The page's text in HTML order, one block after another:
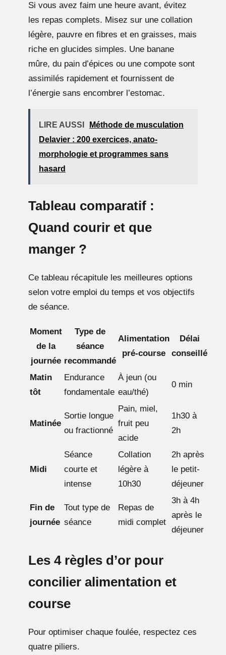
Si vous avez faim une heure avant, évitez
les repas complets. Misez sur une collation
légère, pauvre en fibres et en graisses, mais
riche en glucides simples. Une banane
mûre, du pain d’épices ou une compote sont
assimilés rapidement et fournissent de
l’énergie sans encombrer l’estomac.
LIRE AUSSI
Méthode de musculation
Delavier : 200 exercices, anato-
morphologie et programmes sans
hasard
Tableau comparatif :
Quand courir et que
manger ?
Ce tableau récapitule les meilleures options
selon votre emploi du temps et vos objectifs
de séance.
Moment
de la
journée
Type de
séance
recommandé
Alimentation
pré-course
Délai
conseillé
Matin
tôt
Endurance
fondamentale
À jeun (ou
eau/thé)
0 min
Matinée
Sortie longue
ou fractionné
Pain, miel,
fruit peu
acide
1h30 à
2h
Midi
Séance
courte et
intense
Collation
légère à
10h30
2h après
le petit-
déjeuner
Fin de
journée
Tout type de
séance
Repas de
midi complet
3h à 4h
après le
déjeuner
Les 4 règles d’or pour
concilier alimentation et
course
Pour optimiser chaque foulée, respectez ces
quatre piliers.